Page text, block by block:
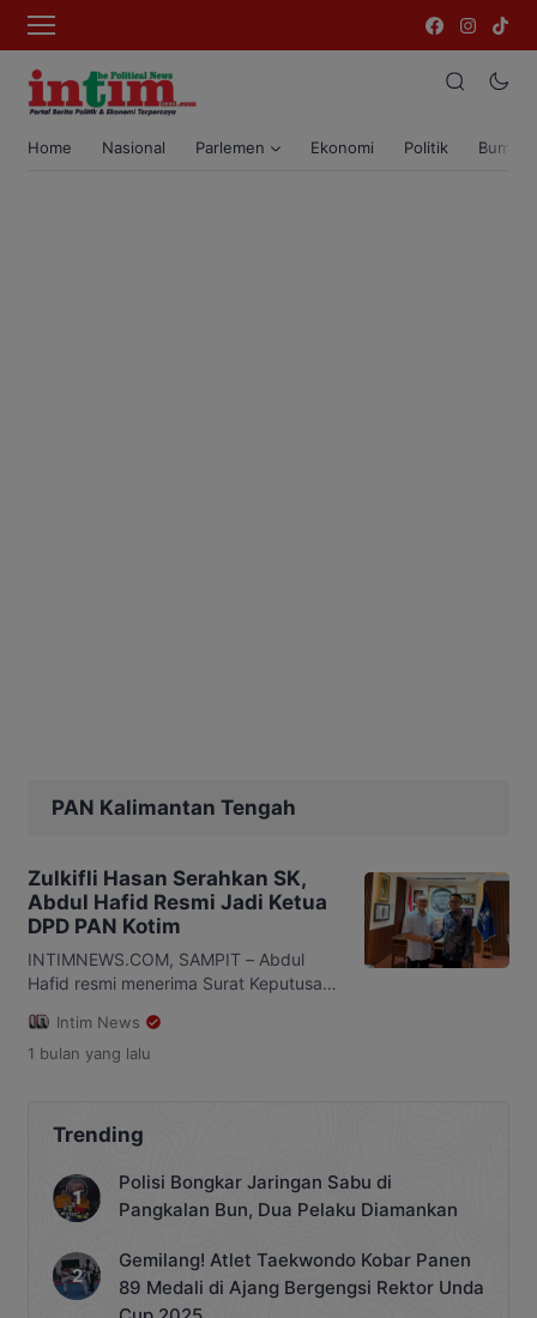
Home Nasional Parlemen Ekonomi Politik Bumi
PAN Kalimantan Tengah
Zulkifli Hasan Serahkan SK,
Abdul Hafid Resmi Jadi Ketua
DPD PAN Kotim
INTIMNEWS.COM, SAMPIT – Abdul
Hafid resmi menerima Surat Keputusan
Nasional (PAN) Kotawaringin Timur
(Kotim) dari Ketua Umum Dewan
dilakukan bersama para Ketua DPD
PAN se-Kalteng di Kantor DPP PAN,
Jakarta, Rabu 1 Juli 2026. Dengan
penyerahan SK ini, drama pemilihan […]
Intim News
1 bulan yang lalu
Trending
Polisi Bongkar Jaringan Sabu di
Pangkalan Bun, Dua Pelaku Diamankan
Gemilang! Atlet Taekwondo Kobar Panen
89 Medali di Ajang Bergengsi Rektor Unda